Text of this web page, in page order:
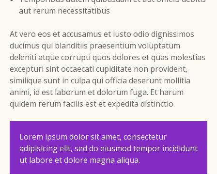
aut rerum necessitatibus
At vero eos et accusamus et iusto odio dignissimos
ducimus qui blanditiis praesentium voluptatum
deleniti atque corrupti quos dolores et quas molestias
excepturi sint occaecati cupiditate non provident,
similique sunt in culpa qui officia deserunt mollitia
animi, id est laborum et dolorum fuga. Et harum
quidem rerum facilis est et expedita distinctio.
Lorem ipsum dolor sit amet, consectetur
adipisicing elit, sed do eiusmod tempor incididunt
ut labore et dolore magna aliqua.